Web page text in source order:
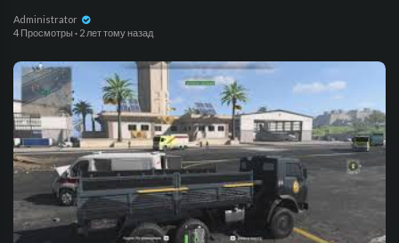
Administrator
4 Просмотры · 2 лет тому назад